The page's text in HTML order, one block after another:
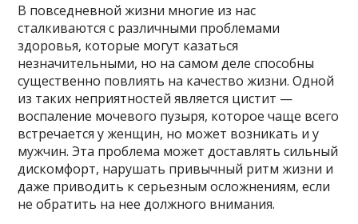
В повседневной жизни многие из нас
сталкиваются с различными проблемами
здоровья, которые могут казаться
незначительными, но на самом деле способны
существенно повлиять на качество жизни. Одной
из таких неприятностей является цистит —
воспаление мочевого пузыря, которое чаще всего
встречается у женщин, но может возникать и у
мужчин. Эта проблема может доставлять сильный
дискомфорт, нарушать привычный ритм жизни и
даже приводить к серьезным осложнениям, если
не обратить на нее должного внимания.